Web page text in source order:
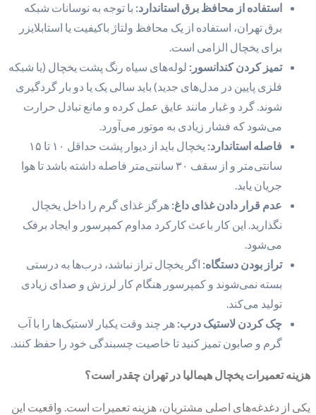
استفاده از محافظ برق استاندارد: با توجه به نوسانات شبکه
برق تهران، استفاده از یک محافظ ولتاژ باکیفیت یا استابلایزر
برای یخچال الزامی است.
تمیز کردن کندانسور: لوله‌های سیاه رنگ پشت یخچال (یا شبکه
فلزی پایین در مدل‌های جدید) باید سالی یک یا دو بار گردگیری
شوند. گرد و غبار مانند عایق عمل کرده و مانع تبادل حرارت
می‌شود که فشار زیادی به موتور می‌آورد.
فاصله استاندارد:
یخچال باید از دیوار پشت حداقل ۱۰ تا ۱۵
سانتی‌متر و از سقف ۳۰ سانتی‌متر فاصله داشته باشد تا هوا
جریان یابد.
عدم قرار دادن غذای داغ: هرگز غذای گرم را داخل یخچال
نگذارید. این کار باعث کارکرد مداوم کمپرسور و ایجاد برفک
می‌شود.
تراز بودن دستگاه: اگر یخچال تراز نباشد، درب‌ها به درستی
بسته نمی‌شوند و کمپرسور هنگام کار لرزش و صدای زیادی
تولید می‌کند.
چک کردن لاستیک درب: هر چند وقت یکبار لاستیک‌ها را با آب
گرم و صابون تمیز کنید تا خاصیت چسبندگی خود را حفظ کنند.
هزینه تعمیرات یخچال هیمالیا در تهران چقدر است؟
یکی از دغدغه‌های اصلی مشتریان، هزینه تعمیرات است. واقعیت این